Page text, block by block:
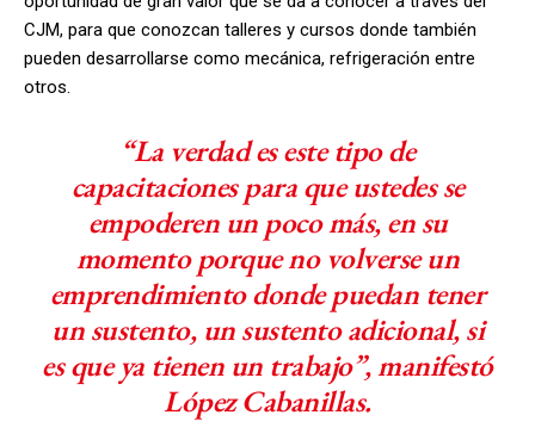
CJM, para que conozcan talleres y cursos donde también
pueden desarrollarse como mecánica, refrigeración entre
otros.
“La verdad es este tipo de
capacitaciones para que ustedes se
empoderen un poco más, en su
momento porque no volverse un
emprendimiento donde puedan tener
un sustento, un sustento adicional, si
es que ya tienen un trabajo”, manifestó
López Cabanillas.